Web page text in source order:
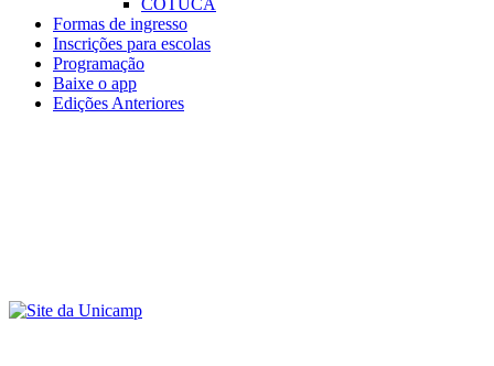
Formas de ingresso
Inscrições para escolas
Programação
Baixe o app
Edições Anteriores